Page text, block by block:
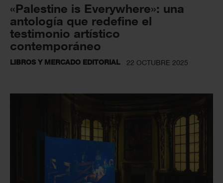
«Palestine is Everywhere»: una
antología que redefine el
testimonio artístico
contemporáneo
LIBROS Y MERCADO EDITORIAL 22 OCTUBRE 2025